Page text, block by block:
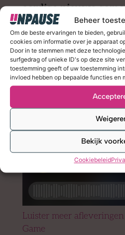
Beheer
Om de beste ervaringen te bieden,
cookies om informatie over je apparaat
Door in te stemmen met deze
surfgedrag of unieke ID's op deze site
toestemming geeft of uw toestemming
invloed hebben op bepaalde functies en
Bekijk
Cookiebeleid
aardige nieuwe
Luister meer
Game